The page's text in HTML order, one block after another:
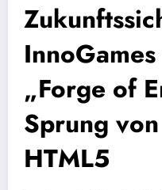
„Forge of
Sprung
HTML5